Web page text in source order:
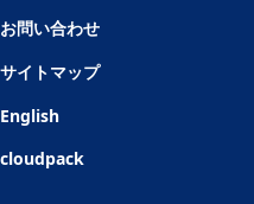
お問い合わせ
サイトマップ
English
cloudpack